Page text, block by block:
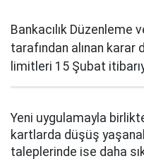
Bankacılık Düzenleme
tarafından alınan
limitleri 15 Şubat
Yeni uygulamayla
kartlarda düşüş
taleplerinde ise daha